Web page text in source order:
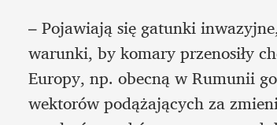
– Pojawiają się gatunki
warunki, by komary przenosiły
Europy, np. obecną w Rumunii
wektorów podążających za